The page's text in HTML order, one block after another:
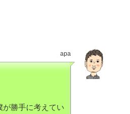
apa
が勝手に考えてい